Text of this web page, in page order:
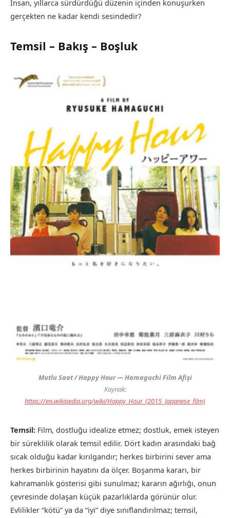
İnsan, yıllarca sürdürdüğü düzenin içinden konuşurken
gerçekten ne kadar kendi sesindedir?
Temsil – Bakış – Boşluk
Mutlu Saat / Happy Hour — Hamaguchi Film Afişi
Kaynak:
https://en.wikipedia.org/wiki/Happy_Hour_(2015_Japanese_film)
Temsil: Film, dostluğu idealize etmez; dostluk, emek isteyen
bir süreklilik olarak temsil edilir. Dört kadın arasındaki bağ
sıcak olduğu kadar kırılgandır; herkes birbirini sever ama
herkes birbirinin hayatını da ölçer. Boşanma kararı, bir
kahramanlık gösterisi gibi sunulmaz; kararın ağırlığı, onun
çevresinde dolaşan küçük pazarlıklarda görünür olur.
Evlilikler “kötü” ya da “iyi” diye sınıflandırılmaz; temsil,